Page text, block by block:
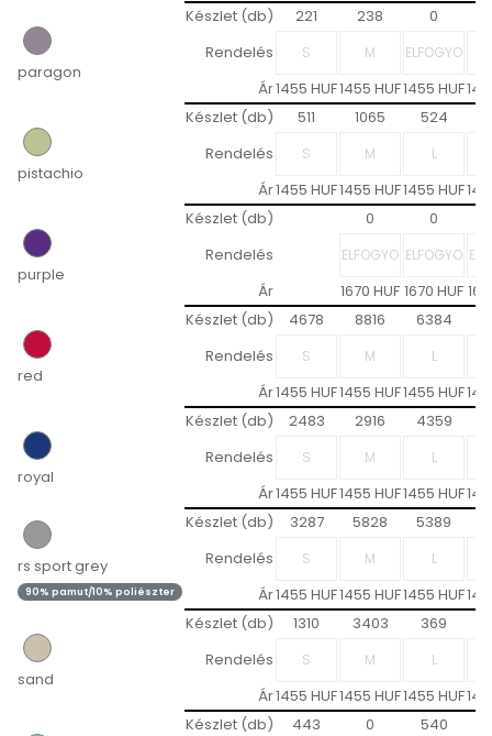
paragon
Készlet (db) 221 238 0
Rendelés
Ár1455 HUF1455 HUF1455 HUF
pistachio
Készlet (db) 511 1065 524
Rendelés
Ár1455 HUF1455 HUF1455 HUF
purple
Készlet (db) 0
0
Rendelés
Ár
1670 HUF 1670 HUF
red
Készlet (db) 4678 8816 6384
Rendelés
Ár1455 HUF1455 HUF1455 HUF
royal
Készlet (db) 2483 2916 4359
Rendelés
Ár1455 HUF1455 HUF1455 HUF
rs sport grey
90% pamut/10% poliészter
Készlet (db) 3287 5828 5389
Rendelés
Ár1455 HUF1455 HUF1455 HUF
sand
Készlet (db) 1310 3403 369
Rendelés
Ár1455 HUF1455 HUF1455 HUF
Készlet (db) 443 0 540